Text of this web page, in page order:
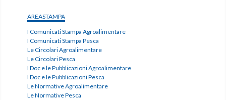
AREASTAMPA
I Comunicati Stampa Agroalimentare
I Comunicati Stampa Pesca
Le Circolari Agroalimentare
Le Circolari Pesca
I Doc e le Pubblicazioni Agroalimentare
I Doc e le Pubblicazioni Pesca
Le Normative Agroalimentare
Le Normative Pesca